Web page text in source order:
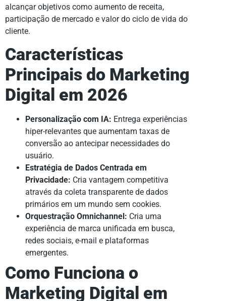
alcançar objetivos como aumento de receita,
participação de mercado e valor do ciclo de vida do
cliente.
Características
Principais do Marketing
Digital em 2026
Personalização com IA: Entrega experiências
hiper-relevantes que aumentam taxas de
conversão ao antecipar necessidades do
usuário.
Estratégia de Dados Centrada em
Privacidade: Cria vantagem competitiva
através da coleta transparente de dados
primários em um mundo sem cookies.
Orquestração Omnichannel: Cria uma
experiência de marca unificada em busca,
redes sociais, e-mail e plataformas
emergentes.
Como Funciona o
Marketing Digital em